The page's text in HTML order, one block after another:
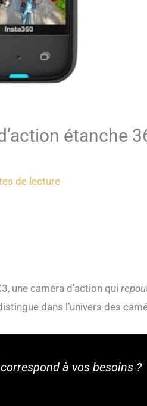
étanche
de lecture
une caméra d’action qui
dans l’univers des
à vos besoins ?